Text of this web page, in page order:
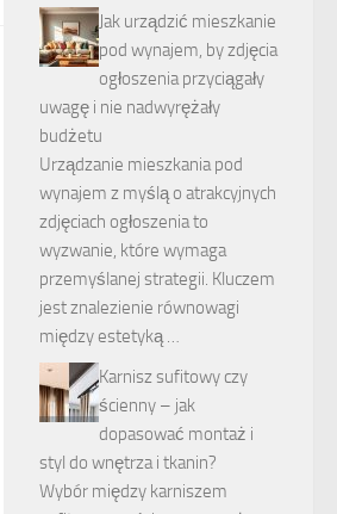
Jak urządzić mieszkanie
pod wynajem, by zdjęcia
ogłoszenia przyciągały
uwagę i nie nadwyrężały
budżetu
Urządzanie mieszkania pod
wynajem z myślą o atrakcyjnych
zdjęciach ogłoszenia to
wyzwanie, które wymaga
przemyślanej strategii. Kluczem
jest znalezienie równowagi
między estetyką …
Karnisz sufitowy czy
ścienny – jak
dopasować montaż i
styl do wnętrza i tkanin?
Wybór między karniszem